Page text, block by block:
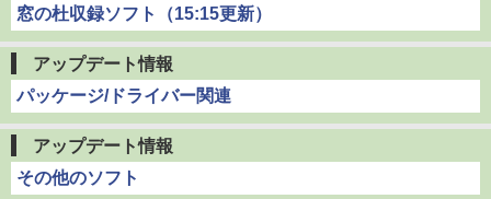
窓の杜収録ソフト（15:15更新）
アップデート情報
パッケージ/ドライバー関連
アップデート情報
その他のソフト